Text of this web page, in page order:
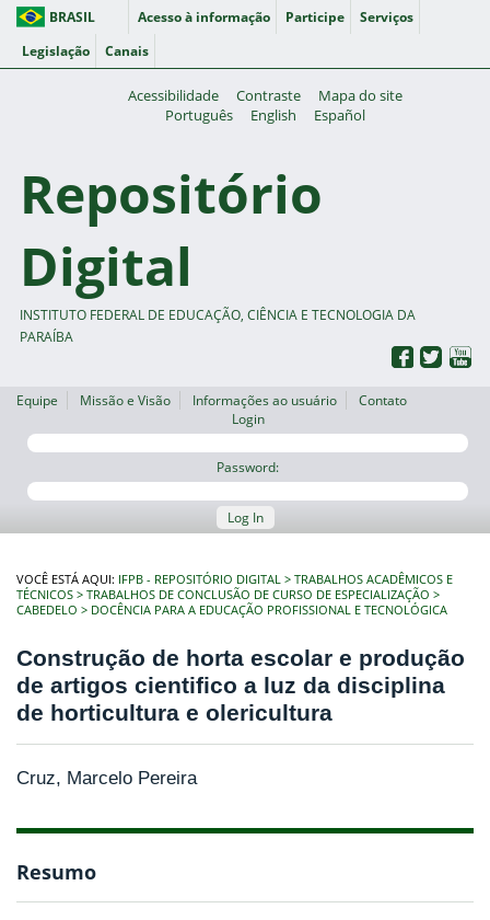
BRASIL Acesso à informação Participe
Serviços
Legislação
Canais
Acessibilidade Contraste
Mapa do site
Português
English Español
Repositório
Digital
INSTITUTO FEDERAL DE EDUCAÇÃO, CIÊNCIA E TECNOLOGIA DA
PARAÍBA
Equipe Missão e Visão Informações ao usuário
Contato
Login
Password:
Log In
VOCÊ ESTÁ AQUI: IFPB - REPOSITÓRIO DIGITAL
TRABALHOS ACADÊMICOS E
TÉCNICOS
TRABALHOS DE CONCLUSÃO DE CURSO DE ESPECIALIZAÇÃO
CABEDELO
DOCÊNCIA PARA A EDUCAÇÃO PROFISSIONAL E TECNOLÓGICA
Construção de horta escolar e produção
de artigos cientifico a luz da disciplina
de horticultura e olericultura
Cruz, Marcelo Pereira
Resumo